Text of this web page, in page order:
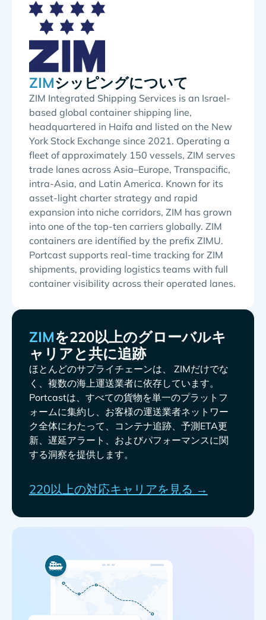
シッピングについて
ZIM Integrated Shipping Services is an Israel-
based global container shipping line,
headquartered in Haifa and listed on the New
York Stock Exchange since 2021. Operating a
fleet of approximately 150 vessels, ZIM serves
trade lanes across Asia–Europe, Transpacific,
intra-Asia, and Latin America. Known for its
asset-light charter strategy and rapid
expansion into niche corridors, ZIM has grown
into one of the top-ten carriers globally. ZIM
containers are identified by the prefix ZIMU.
Portcast supports real-time tracking for ZIM
shipments, providing logistics teams with full
container visibility across their operated lanes.
を220以上のグローバルキ
ャリアと共に追跡
ほとんどのサプライチェーンは、
だけでな
く、複数の海上運送業者に依存しています。
Portcastは、すべての貨物を単一のプラットフ
ォームに集約し、お客様の運送業者ネットワー
ク全体にわたって、コンテナ追跡、予測ETA更
新、遅延アラート、およびパフォーマンスに関
する洞察を提供します。
220以上の対応キャリアを見る →